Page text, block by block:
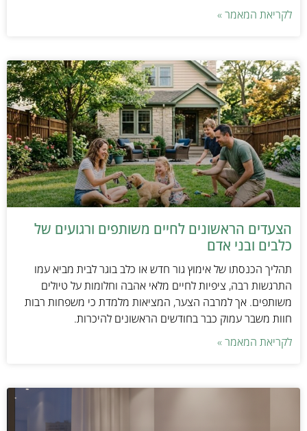
לקריאת המאמר »
הצעדים הראשונים לחיים משותפים ורגועים של
כלבים ובני אדם
תהליך הכנסתו של אימוץ גור חדש או כלב בוגר לבית מביא עמו
התרגשות רבה, ציפיות לחיים מלאי אהבה וחלומות על טיולים
משותפים. אך למרבה הצער, המציאות מלמדת כי משפחות רבות
חוות משבר עמוק כבר בחודשים הראשונים להיכרות.
לקריאת המאמר »